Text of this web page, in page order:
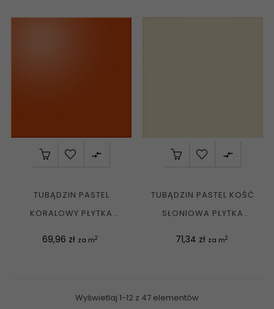

TUBĄDZIN PASTEL
KORALOWY PŁYTKA
Cena
69,96 zł za m2

TUBĄDZIN PASTEL KOŚĆ
SŁONIOWA PŁYTKA
Cena
71,34 zł za m2
Wyświetlaj 1-12 z 47 elementów